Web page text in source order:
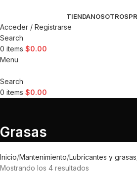
TIENDANOSOTROS
Acceder / Registrarse
Search
0 items $0.00
Menu
Search
0 items $0.00
Grasas
Inicio Mantenimiento Lubricantes y grasas
Mostrando los 4 resultados